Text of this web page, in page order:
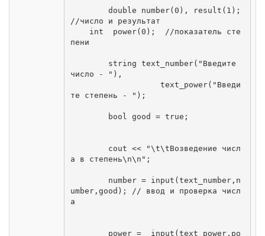
//число и результат
пени
число - "),
те степень - ");
а в степень\n\n";
umber,good); // ввод и проверка числ
а